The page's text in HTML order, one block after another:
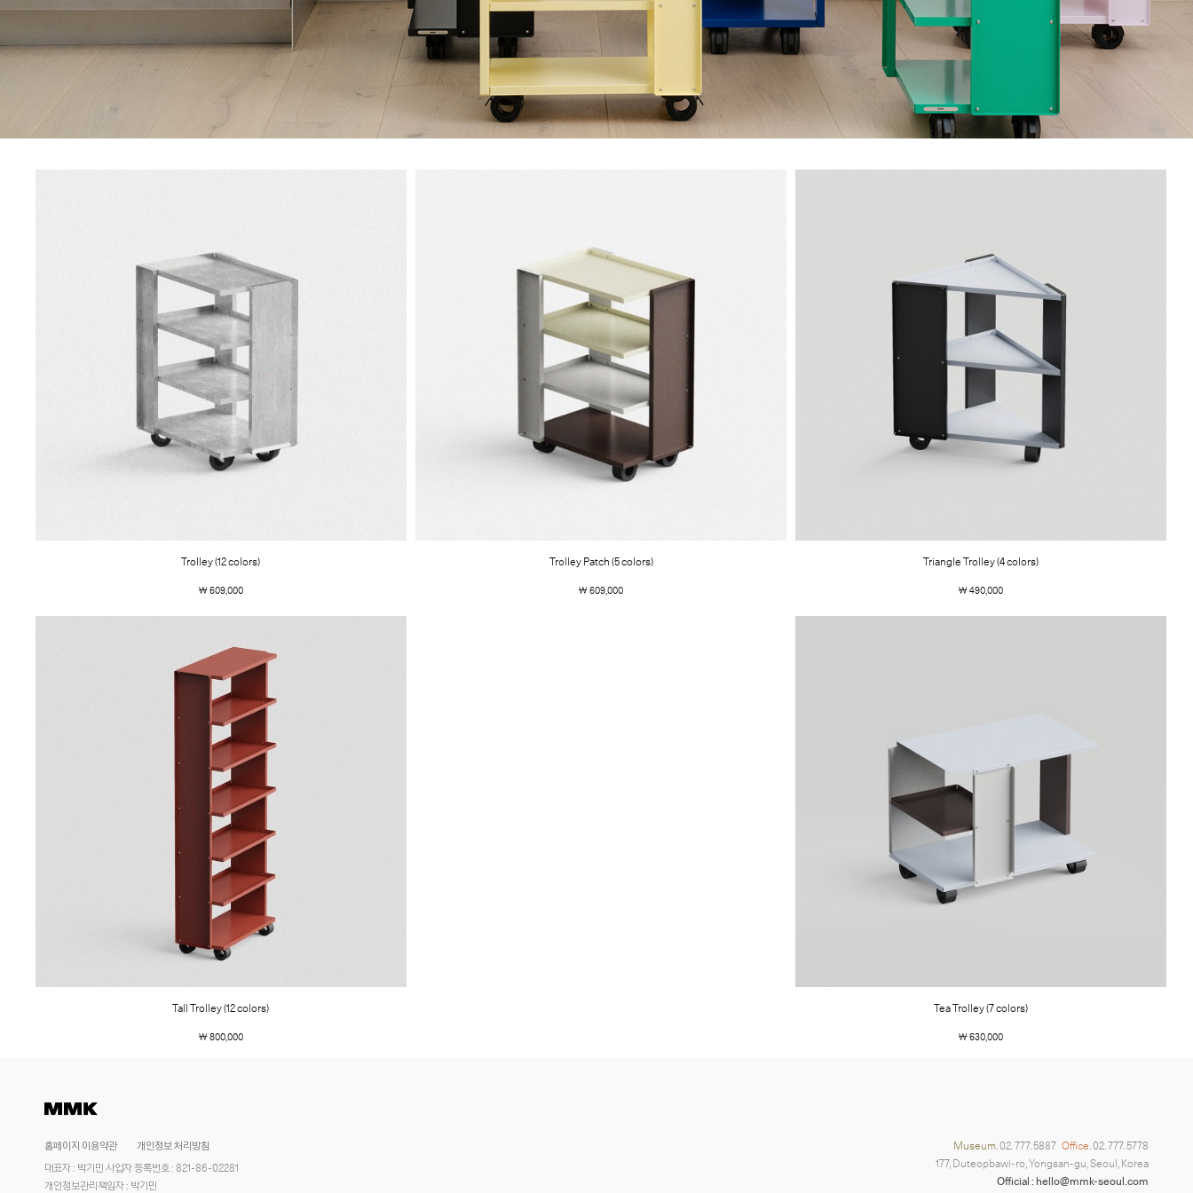
Trolley (12 colors)
￦ 609,000
Trolley Patch (5 colors)
￦ 609,000
Triangle Trolley (4 colors)
￦ 490,000
Tall Trolley (12 colors)
￦ 800,000
Tea Trolley (7 colors)
￦ 630,000
홈페이지 이용약관
개인정보 처리방침
대표자 : 박기민 사업자 등록번호 : 821-86-02281
개인정보관리책임자 : 박기민
Museum. 02. 777. 5887 Office. 02. 777. 5778
177, Duteopbawi-ro, Yongsan-gu, Seoul, Korea
Official : hello@mmk-seoul.com